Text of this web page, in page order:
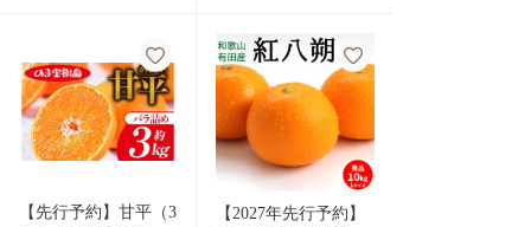
【先行予約】甘平（3
【2027年先行予約】